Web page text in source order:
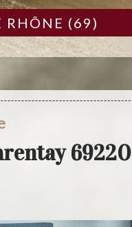
RHÔNE (69)
69220